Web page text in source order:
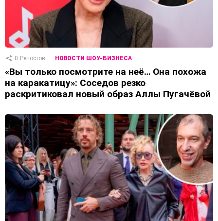
0 Репостов НОВОСТИ ШОУ-БИЗНЕСА
«Вы только посмотрите на неё… Она похожа
на каракатицу»: Соседов резко
раскритиковал новый образ Аллы Пугачёвой